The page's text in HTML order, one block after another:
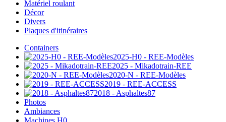
Matériel roulant
Décor
Divers
Plaques d'itinéraires
Containers
2025-H0 - REE-Modèles
2025 - Mikadotrain-REE
2020-N - REE-Modèles
2019 - REE-ACCESS
2018 - Asphaltes87
Photos
Ambiances
Machines H0